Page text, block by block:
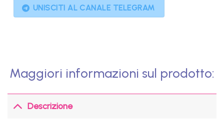
UNISCITI AL CANALE TELEGRAM
Maggiori informazioni sul prodotto:
Descrizione